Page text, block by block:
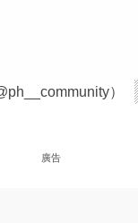
）
廣告